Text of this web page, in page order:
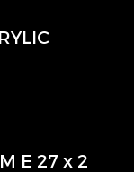
E 27 x 2